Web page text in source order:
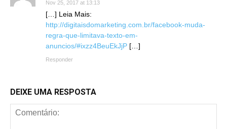
Nov 25, 2017 at 13:13
[…] Leia Mais:
http://digitaisdomarketing.com.br/facebook-muda-
regra-que-limitava-texto-em-
anuncios/#ixzz4BeuEkJjP […]
Responder
DEIXE UMA RESPOSTA